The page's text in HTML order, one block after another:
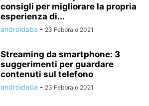
consigli per migliorare la propria
esperienza di...
androidaba - 23 Febbraio 2021
Streaming da smartphone: 3
suggerimenti per guardare
contenuti sul telefono
androidaba - 23 Febbraio 2021